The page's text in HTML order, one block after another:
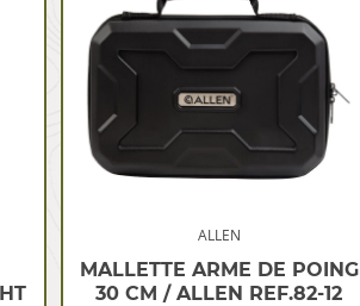
ALLEN
MALLETTE ARME DE POING
30 CM / ALLEN REF.82-12